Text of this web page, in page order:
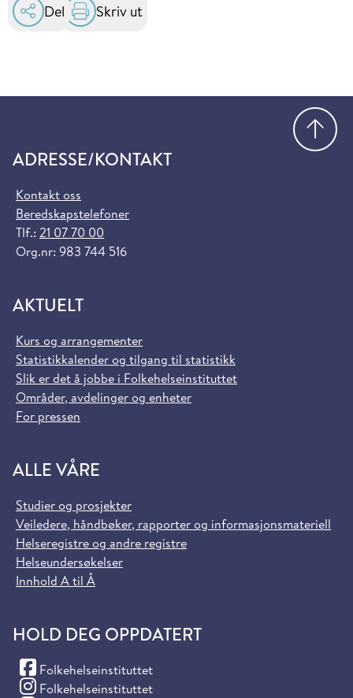
Del Skriv ut
ADRESSE/KONTAKT
Kontakt oss
Beredskapstelefoner
Tlf.: 21 07 70 00
Org.nr: 983 744 516
AKTUELT
Kurs og arrangementer
Statistikkalender og tilgang til statistikk
Slik er det å jobbe i Folkehelseinstituttet
Områder, avdelinger og enheter
For pressen
ALLE VÅRE
Studier og prosjekter
Veiledere, håndbøker, rapporter og informasjonsmateriell
Helseregistre og andre registre
Helseundersøkelser
Innhold A til Å
HOLD DEG OPPDATERT
Folkehelseinstituttet
(Facebook)
Folkehelseinstituttet
(Instagram)